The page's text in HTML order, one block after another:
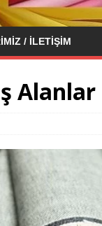
/ İLETIŞIM
Alanlar